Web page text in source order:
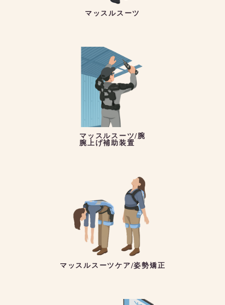
マッスルスーツ
マッスルスーツ/腕
腕上げ補助装置
マッスルスーツケア/姿勢矯正